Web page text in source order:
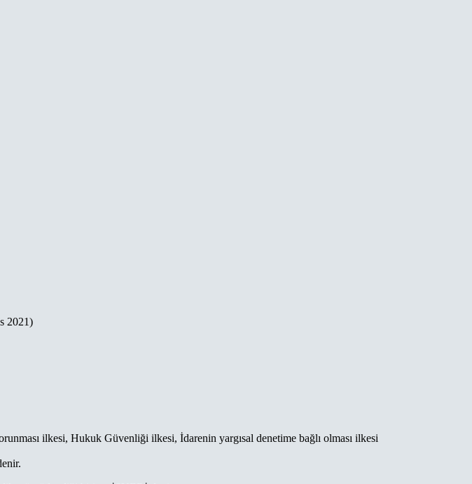
2021)
ilkesi, Hukuk Güvenliği ilkesi, İdarenin yargısal denetime bağlı olması ilkesi